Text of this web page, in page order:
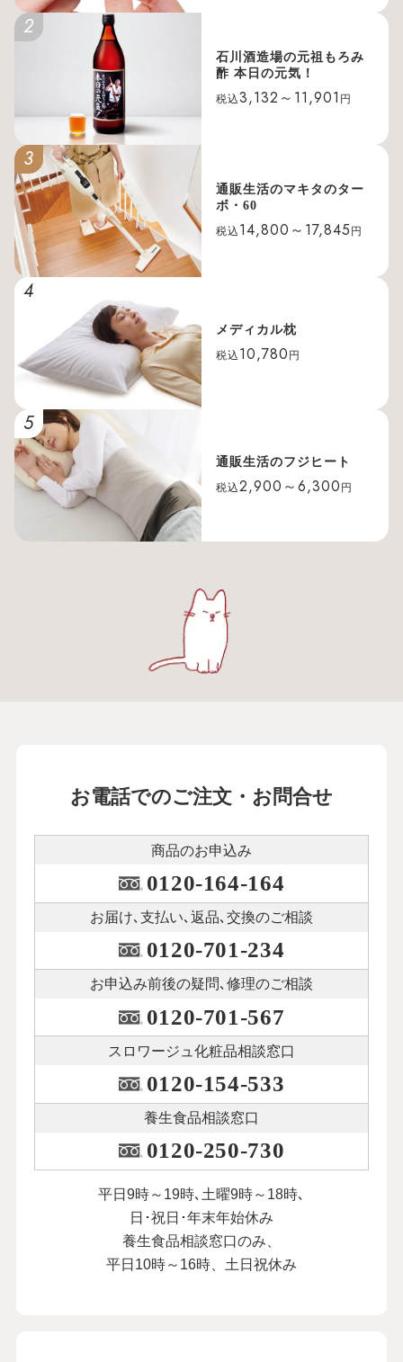
2
石川酒造場の元祖もろみ
酢 本日の元気！
税込3,132～11,901 円
3
通販生活のマキタのター
ボ・60
税込 14,800～17,845 円
4
メディカル枕
税込 10,780 円
5
通販生活のフジヒート
税込2,900～6,300 円
お電話でのご注文・お問合せ
商品のお申込み
0120-164-164
お届け､支払い､ 返品､交換のご相談
0120-701-234
お申込み前後の疑問､修理のご相談
0120-701-567
スロワージュ化粧品相談窓口
0120-154-533
養生食品相談窓口
0120-250-730
平日9時～19時､土曜9時～18時､
日･祝日･年末年始休み
養生食品相談窓口のみ、
平日10時～16時、土日祝休み